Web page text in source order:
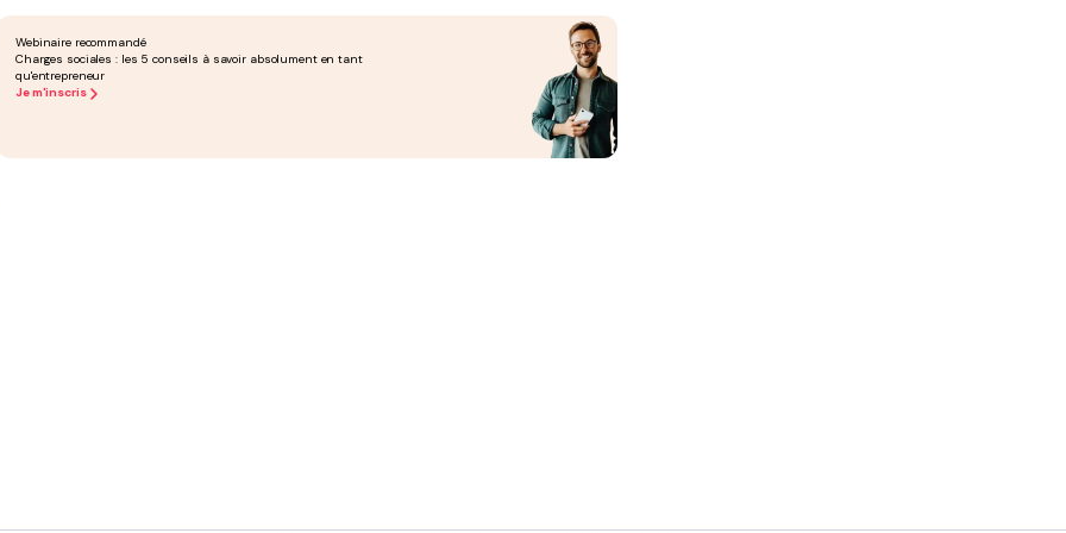
Webinaire recommandé
Charges sociales : les 5 conseils à savoir absolument en tant
qu'entrepreneur
Je m'inscris
se calcule ainsi :